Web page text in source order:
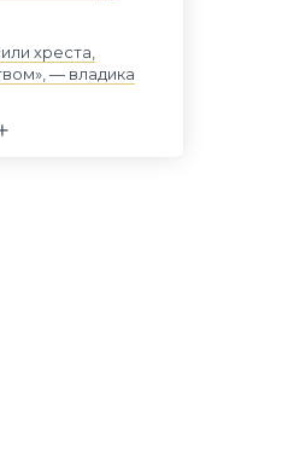
хреста,
— владика